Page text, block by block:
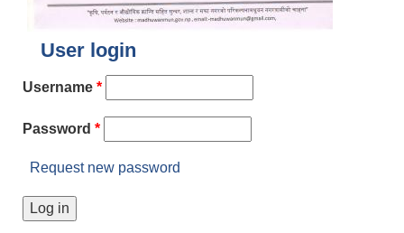
User login
Username *
Password *
Request new password